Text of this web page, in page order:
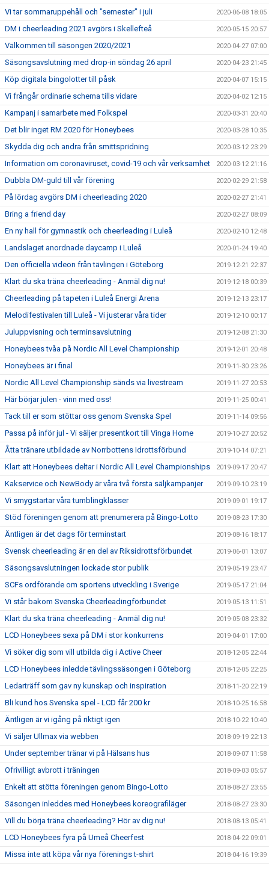
Vi tar sommaruppehåll och "semester" i juli 2020-06-08 18:05
DM i cheerleading 2021 avgörs i Skellefteå 2020-05-15 20:57
Välkommen till säsongen 2020/2021 2020-04-27 07:00
Säsongsavslutning med drop-in söndag 26 april 2020-04-23 21:45
Köp digitala bingolotter till påsk 2020-04-07 15:15
Vi frångår ordinarie schema tills vidare 2020-04-02 12:15
Kampanj i samarbete med Folkspel 2020-03-31 20:40
Det blir inget RM 2020 för Honeybees 2020-03-28 10:35
Skydda dig och andra från smittspridning 2020-03-12 23:29
Information om coronaviruset, covid-19 och vår verksamhet 2020-03-12 21:16
Dubbla DM-guld till vår förening 2020-02-29 21:58
På lördag avgörs DM i cheerleading 2020 2020-02-27 21:41
Bring a friend day 2020-02-27 08:09
En ny hall för gymnastik och cheerleading i Luleå 2020-02-10 12:48
Landslaget anordnade daycamp i Luleå 2020-01-24 19:40
Den officiella videon från tävlingen i Göteborg 2019-12-21 22:37
Klart du ska träna cheerleading - Anmäl dig nu! 2019-12-18 00:39
Cheerleading på tapeten i Luleå Energi Arena 2019-12-13 23:17
Melodifestivalen till Luleå - Vi justerar våra tider 2019-12-10 00:17
Juluppvisning och terminsavslutning 2019-12-08 21:30
Honeybees tvåa på Nordic All Level Championship 2019-12-01 20:48
Honeybees är i final 2019-11-30 23:26
Nordic All Level Championship sänds via livestream 2019-11-27 20:53
Här börjar julen - vinn med oss! 2019-11-25 00:41
Tack till er som stöttar oss genom Svenska Spel 2019-11-14 09:56
Passa på inför jul - Vi säljer presentkort till Vinga Home 2019-10-27 20:52
Åtta tränare utbildade av Norrbottens Idrottsförbund 2019-10-14 07:21
Klart att Honeybees deltar i Nordic All Level Championships 2019-09-17 20:47
Kakservice och NewBody är våra två första säljkampanjer 2019-09-10 23:19
Vi smygstartar våra tumblingklasser 2019-09-01 19:17
Stöd föreningen genom att prenumerera på Bingo-Lotto 2019-08-23 17:30
Äntligen är det dags för terminstart 2019-08-16 18:17
Svensk cheerleading är en del av Riksidrottsförbundet 2019-06-01 13:07
Säsongsavslutningen lockade stor publik 2019-05-19 23:47
SCFs ordförande om sportens utveckling i Sverige 2019-05-17 21:04
Vi står bakom Svenska Cheerleadingförbundet 2019-05-13 11:51
Klart du ska träna cheerleading - Anmäl dig nu! 2019-05-08 23:32
LCD Honeybees sexa på DM i stor konkurrens 2019-04-01 17:00
Vi söker dig som vill utbilda dig i Active Cheer 2018-12-05 22:44
LCD Honeybees inledde tävlingssäsongen i Göteborg 2018-12-05 22:25
Ledarträff som gav ny kunskap och inspiration 2018-11-20 22:19
Bli kund hos Svenska spel - LCD får 200 kr 2018-10-25 16:58
Äntligen är vi igång på riktigt igen 2018-10-22 10:40
Vi säljer Ullmax via webben 2018-09-19 22:13
Under september tränar vi på Hälsans hus 2018-09-07 11:58
Ofrivilligt avbrott i träningen 2018-09-03 05:57
Enkelt att stötta föreningen genom Bingo-Lotto 2018-08-27 23:55
Säsongen inleddes med Honeybees koreografiläger 2018-08-27 23:30
Vill du börja träna cheerleading? Hör av dig nu! 2018-08-13 05:41
LCD Honeybees fyra på Umeå Cheerfest 2018-04-22 09:01
Missa inte att köpa vår nya förenings t-shirt 2018-04-16 19:39